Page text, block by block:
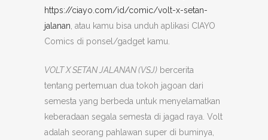
https://ciayo.com/id/comic/volt-x-setan-
jalanan , atau kamu bisa unduh aplikasi CIAYO
Comics di ponsel/gadget kamu.
VOLT X SETAN JALANAN (VSJ) bercerita
tentang pertemuan dua tokoh jagoan dari
semesta yang berbeda untuk menyelamatkan
keberadaan segala semesta di jagad raya. Volt
adalah seorang pahlawan super di buminya,